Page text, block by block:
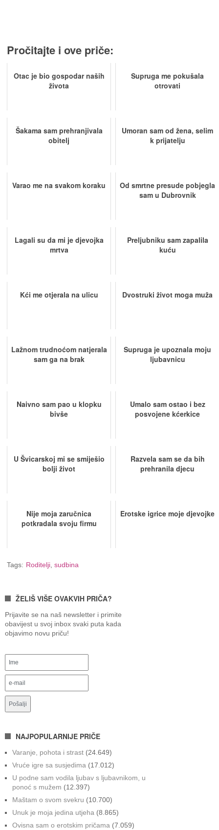
Pročitajte i ove priče:
Otac je bio gospodar naših
života
Supruga me pokušala
otrovati
Šakama sam prehranjivala
obitelj
Umoran sam od žena, selim
k prijatelju
Varao me na svakom koraku
Od smrtne presude pobjegla
sam u Dubrovnik
Lagali su da mi je djevojka
mrtva
Preljubniku sam zapalila
kuću
Kći me otjerala na ulicu Dvostruki život moga muža
Lažnom trudnoćom natjerala
sam ga na brak
Supruga je upoznala moju
ljubavnicu
Naivno sam pao u klopku
bivše
Umalo sam ostao i bez
posvojene kćerkice
U Švicarskoj mi se smiješio
bolji život
Razvela sam se da bih
prehranila djecu
Nije moja zaručnica
potkradala svoju firmu
Erotske igrice moje djevojke
Tags: Roditelji ,sudbina
ŽELIŠ VIŠE OVAKVIH PRIČA?
Prijavite se na naš newsletter i primite
obavijest u svoj inbox svaki puta kada
objavimo novu priču!
NAJPOPULARNIJE PRIČE
Varanje, pohota i strast (24.649)
Vruće igre sa susjedima (17.012)
U podne sam vodila ljubav s ljubavnikom, u
ponoć s mužem (12.397)
Maštam o svom svekru (10.700)
Unuk je moja jedina utjeha (8.865)
Ovisna sam o erotskim pričama (7.059)